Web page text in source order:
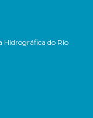
Hidrográfica do Rio